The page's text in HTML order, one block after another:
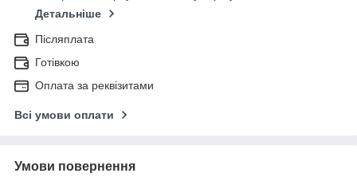
Детальніше
Післяплата
Готівкою
Оплата за реквізитами
Всі умови оплати
Умови повернення